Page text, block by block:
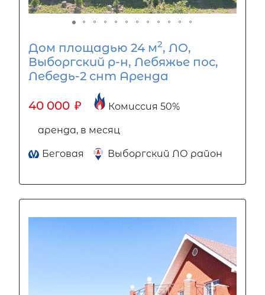
Дом площадью 24 м2, ЛО,
Выборгский р-н, Лебяжье пос,
Лебедь-2 снт Аренда
40 000 ₽ Комиссия 50%
аренда, в месяц
Беговая Выборгский ЛО район